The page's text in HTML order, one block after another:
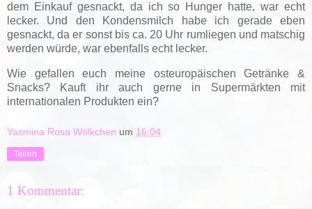
dem Einkauf gesnackt, da ich so Hunger hatte, war echt
lecker. Und den Kondensmilch habe ich gerade eben
gesnackt, da er sonst bis ca. 20 Uhr rumliegen und matschig
werden würde, war ebenfalls echt lecker.
Wie gefallen euch meine osteuropäischen Getränke &
Snacks? Kauft ihr auch gerne in Supermärkten mit
internationalen Produkten ein?
Yasmina Rosa Wölkchen um 16:04
Teilen
1 Kommentar: